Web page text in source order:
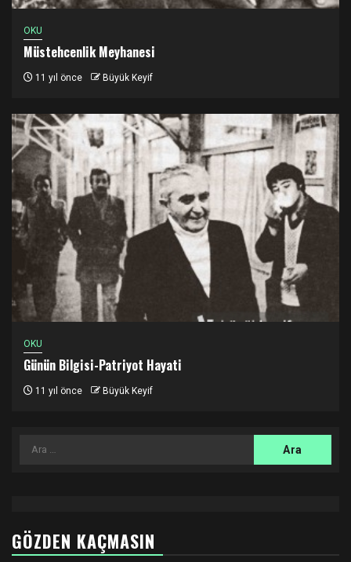
OKU
Müstehcenlik Meyhanesi
11 yıl önce Büyük Keyif
OKU
Günün Bilgisi-Patriyot Hayati
11 yıl önce Büyük Keyif
Arama:
GÖZDEN KAÇMASIN